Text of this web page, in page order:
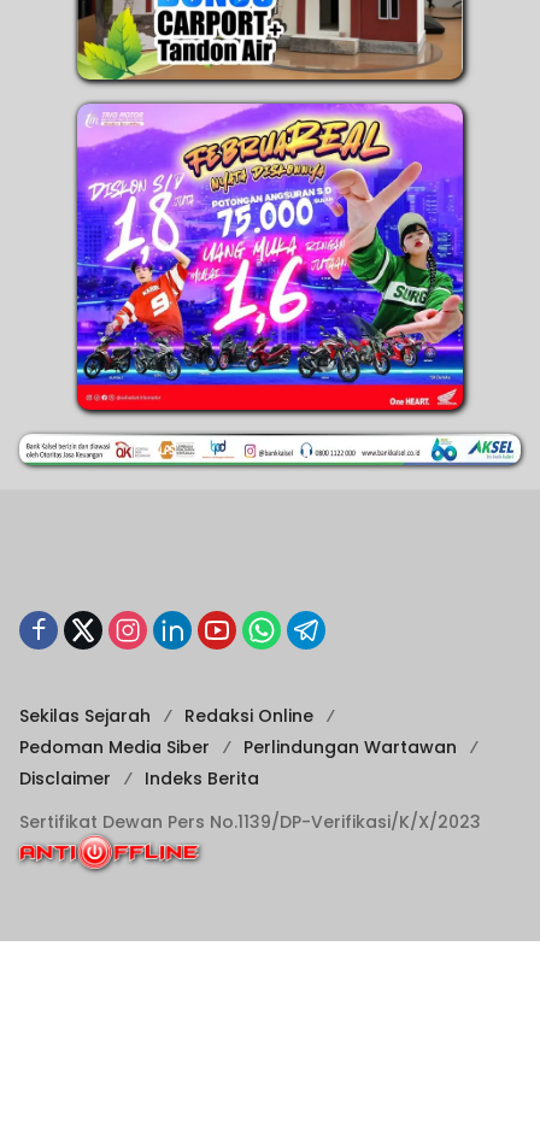
Sekilas Sejarah
Redaksi Online
Pedoman Media Siber
Perlindungan Wartawan
Disclaimer
Indeks Berita
Sertifikat Dewan Pers No.1139/DP-Verifikasi/K/X/2023